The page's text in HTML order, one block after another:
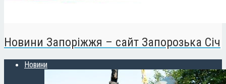
Новини Запоріжжя – сайт Запорозька Січ
Новини